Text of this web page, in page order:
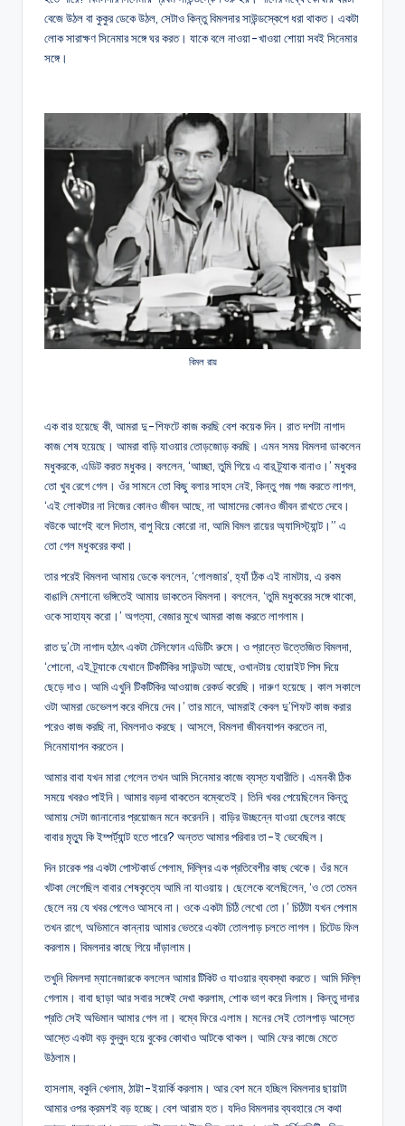
বেজে উঠল বা কুকুর ডেকে উঠল, সেটাও কিন্তু বিমলদার সাউন্ডস্কেপে ধরা থাকত। একটা
লোক সারাক্ষণ সিনেমার সঙ্গে ঘর করত। যাকে বলে নাওয়া-খাওয়া শোয়া সবই সিনেমার
সঙ্গে।
বিমল রায়
এক বার হয়েছে কী, আমরা দু-শিফটে কাজ করছি বেশ কয়েক দিন। রাত দশটা নাগাদ
কাজ শেষ হয়েছে। আমরা বাড়ি যাওয়ার তোড়জোড় করছি। এমন সময় বিমলদা ডাকলেন
মধুকরকে, এডিট করত মধুকর। বললেন, ‘আচ্ছা, তুমি গিয়ে এ বার ট্র্যাক বানাও।’ মধুকর
তো খুব রেগে গেল। ওঁর সামনে তো কিছু বলার সাহস নেই, কিন্তু গজ গজ করতে লাগল,
‘এই লোকটার না নিজের কোনও জীবন আছে, না আমাদের কোনও জীবন রাখতে দেবে।
বউকে আগেই বলে দিতাম, বাপু বিয়ে কোরো না, আমি বিমল রায়ের অ্যাসিস্ট্যান্ট।” এ
তো গেল মধুকরের কথা।
তার পরেই বিমলদা আমায় ডেকে বললেন, ‘গোলজার’, হ্যাঁ ঠিক এই নামটায়, এ রকম
বাঙালি মেশানো ভঙ্গিতেই আমায় ডাকতেন বিমলদা। বললেন, ‘তুমি মধুকরের সঙ্গে থাকো,
ওকে সাহায্য করো।’ অগত্যা, বেজার মুখে আমরা কাজ করতে লাগলাম।
রাত দু’টো নাগাদ হঠাৎ একটা টেলিফোন এডিটিং রুমে। ও প্রান্তে উত্তেজিত বিমলদা,
‘শোনো, এই ট্র্যাকে যেখানে টিকটিকির সাউন্ডটা আছে, ওখানটায় হোয়াইট পিস দিয়ে
ছেড়ে দাও। আমি এখুনি টিকটিকির আওয়াজ রেকর্ড করেছি। দারুণ হয়েছে। কাল সকালে
ওটা আমরা ডেভেলপ করে বসিয়ে দেব।’ তার মানে, আমরাই কেবল দু’শিফট কাজ করার
পরেও কাজ করছি না, বিমলদাও করছে। আসলে, বিমলদা জীবনযাপন করতেন না,
সিনেমাযাপন করতেন।
আমার বাবা যখন মারা গেলেন তখন আমি সিনেমার কাজে ব্যস্ত যথারীতি। এমনকী ঠিক
সময়ে খবরও পাইনি। আমার বড়দা থাকতেন বম্বেতেই। তিনি খবর পেয়েছিলেন কিন্তু
আমায় সেটা জানানোর প্রয়োজন মনে করেননি। বাড়ির উচ্ছন্নে যাওয়া ছেলের কাছে
বাবার মৃত্যু কি ইম্পর্ট্যান্ট হতে পারে? অন্তত আমার পরিবার তা-ই ভেবেছিল।
দিন চারেক পর একটা পোস্টকার্ড পেলাম, দিল্লির এক প্রতিবেশীর কাছ থেকে। ওঁর মনে
খটকা লেগেছিল বাবার শেষকৃত্যে আমি না যাওয়ায়। ছেলেকে বলেছিলেন, ‘ও তো তেমন
ছেলে নয় যে খবর পেলেও আসবে না। ওকে একটা চিঠি লেখো তো।’ চিঠিটা যখন পেলাম
তখন রাগে, অভিমানে কান্নায় আমার ভেতরে একটা তোলপাড় চলতে লাগল। চিটেড ফিল
করলাম। বিমলদার কাছে গিয়ে দাঁড়ালাম।
তখুনি বিমলদা ম্যানেজারকে বললেন আমার টিকিট ও যাওয়ার ব্যবস্থা করতে। আমি দিল্লি
গেলাম। বাবা ছাড়া আর সবার সঙ্গেই দেখা করলাম, শোক ভাগ করে নিলাম। কিন্তু দাদার
প্রতি সেই অভিমান আমার গেল না। বম্বে ফিরে এলাম। মনের সেই তোলপাড় আস্তে
আস্তে একটা বড় বুদ্বুদ হয়ে বুকের কোথাও আটকে থাকল। আমি ফের কাজে মেতে
উঠলাম।
হাসলাম, বকুনি খেলাম, ঠাট্টা-ইয়ার্কি করলাম। আর বেশ মনে হচ্ছিল বিমলদার ছায়াটা
আমার ওপর ক্রমশই বড় হচ্ছে। বেশ আরাম হত। যদিও বিমলদার ব্যবহারে সে কথা